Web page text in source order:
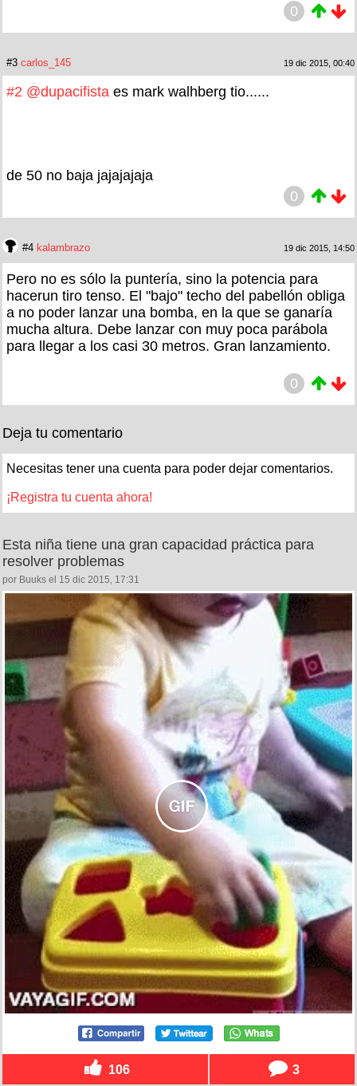
0
#3 carlos_145 19 dic 2015, 00:40
#2 @dupacifista es mark walhberg tio......
de 50 no baja jajajajaja
0
#4 kalambrazo 19 dic 2015, 14:50
Pero no es sólo la puntería, sino la potencia para
hacerun tiro tenso. El "bajo" techo del pabellón obliga
a no poder lanzar una bomba, en la que se ganaría
mucha altura. Debe lanzar con muy poca parábola
para llegar a los casi 30 metros. Gran lanzamiento.
0
Deja tu comentario
Necesitas tener una cuenta para poder dejar comentarios.
¡Registra tu cuenta ahora!
Esta niña tiene una gran capacidad práctica para
resolver problemas
por Buuks el 15 dic 2015, 17:31
106 3